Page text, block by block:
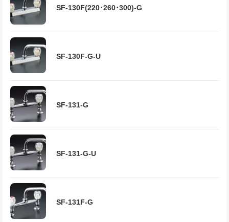
SF-130F(220･260･300)-G
SF-130F-G-U
SF-131-G
SF-131-G-U
SF-131F-G